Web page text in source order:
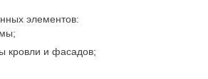
элементов:
кровли и фасадов;